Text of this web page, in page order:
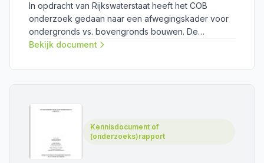
In opdracht van Rijkswaterstaat heeft het COB
onderzoek gedaan naar een afwegingskader voor
ondergronds vs. bovengronds bouwen. De
rapportage van Infram/ARCADIS is de uitwerking van
en risico's.
Bekijk document
Kennisdocument of
(onderzoeks)rapport